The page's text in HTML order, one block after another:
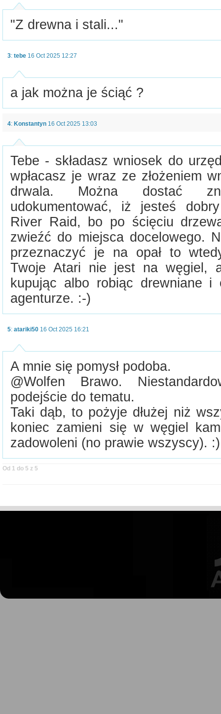
"Z drewna i stali..."
3: tebe 16 Oct 2025 12:27
a jak można je ściąć ?
4: Konstantyn 16 Oct 2025 13:03
Tebe - składasz wniosek do
wpłacasz je wraz ze złożeniem
drwala. Można dostać
udokumentować, iż jesteś
River Raid, bo po ścięciu
zwieźć do miejsca docelowego.
przeznaczyć je na opał to
Twoje Atari nie jest na węgiel,
kupując albo robiąc drewniane i
agenturze. :-)
5: atariki50 16 Oct 2025 16:21
A mnie się pomysł podoba.
@Wolfen Brawo.
podejście do tematu.
Taki dąb, to pożyje dłużej niż
koniec zamieni się w węgiel
zadowoleni (no prawie wszyscy). :)
Od 1 do 5 z 5